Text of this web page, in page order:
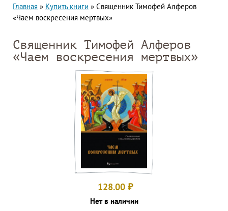
Главная » Купить книги » Священник Тимофей Алферов
«Чаем воскресения мертвых»
Священник Тимофей Алферов
«Чаем воскресения мертвых»
128.00 ₽
Нет в наличии